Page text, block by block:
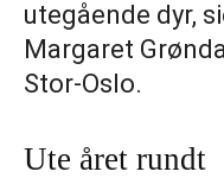
utegående dyr,
Margaret
Stor-Oslo.
Ute året rundt